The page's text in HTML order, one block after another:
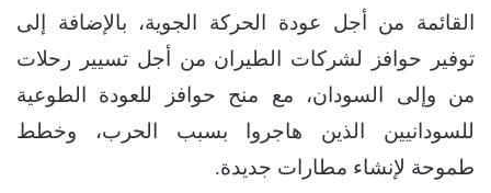
القائمة من أجل عودة الحركة الجوية، بالإضافة إلى
توفير حوافز لشركات الطيران من أجل تسيير رحلات
من وإلى السودان، مع منح حوافز للعودة الطوعية
للسودانيين الذين هاجروا بسبب الحرب، وخطط
طموحة لإنشاء مطارات جديدة.